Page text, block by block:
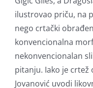
ilustrovao priču, na
nego crtački
konvencionalna
nekonvencionalan
pitanju. Iako je crtež
Jovanović uvodi